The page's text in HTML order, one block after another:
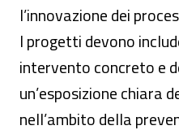
l’innovazione dei
I progetti devono
intervento concreto e
un’esposizione chiara
nell’ambito della